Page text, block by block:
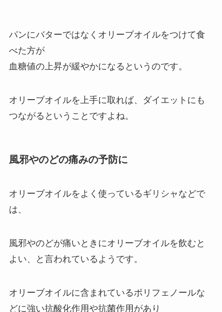
パンにバターではなくオリーブオイルをつけて食
べた方が
血糖値の上昇が緩やかになるというのです。
オリーブオイルを上手に取れば、ダイエットにも
つながるということですよね。
風邪やのどの痛みの予防に
オリーブオイルをよく使っているギリシャなどで
は、
風邪やのどが痛いときにオリーブオイルを飲むと
よい、と言われているようです。
オリーブオイルに含まれているポリフェノールな
どに強い抗酸化作用や抗菌作用があり